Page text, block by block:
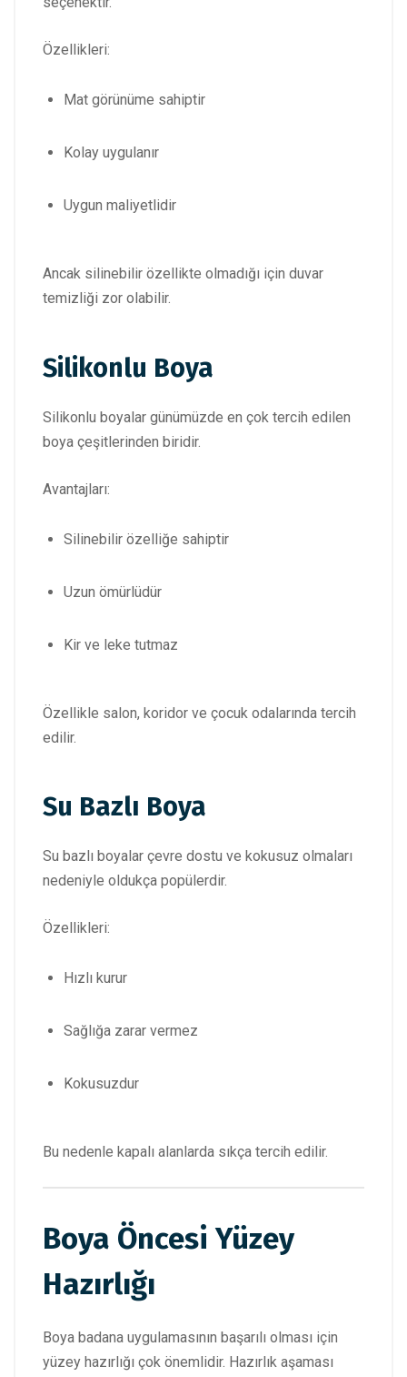
Özellikleri:
Mat görünüme sahiptir
Kolay uygulanır
Uygun maliyetlidir
Ancak silinebilir özellikte olmadığı için duvar
temizliği zor olabilir.
Silikonlu Boya
Silikonlu boyalar günümüzde en çok tercih edilen
boya çeşitlerinden biridir.
Avantajları:
Silinebilir özelliğe sahiptir
Uzun ömürlüdür
Kir ve leke tutmaz
Özellikle salon, koridor ve çocuk odalarında tercih
edilir.
Su Bazlı Boya
Su bazlı boyalar çevre dostu ve kokusuz olmaları
nedeniyle oldukça popülerdir.
Özellikleri:
Hızlı kurur
Sağlığa zarar vermez
Kokusuzdur
Bu nedenle kapalı alanlarda sıkça tercih edilir.
Boya Öncesi Yüzey
Hazırlığı
Boya badana uygulamasının başarılı olması için
yüzey hazırlığı çok önemlidir. Hazırlık aşaması